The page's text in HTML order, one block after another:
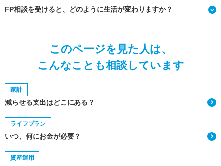
FP相談を受けると、どのように生活が変わりますか？
このページを見た人は、
こんなことも相談しています
家計
減らせる支出はどこにある？
ライフプラン
いつ、何にお金が必要？
資産運用